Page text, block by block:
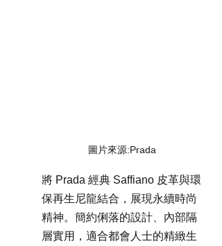
圖片來源:Prada
將 Prada 經典 Saffiano 皮革與環
保再生尼龍結合，展現永續時尚
精神。簡約俐落的設計、內部隔
層實用，適合都會人士的精緻生